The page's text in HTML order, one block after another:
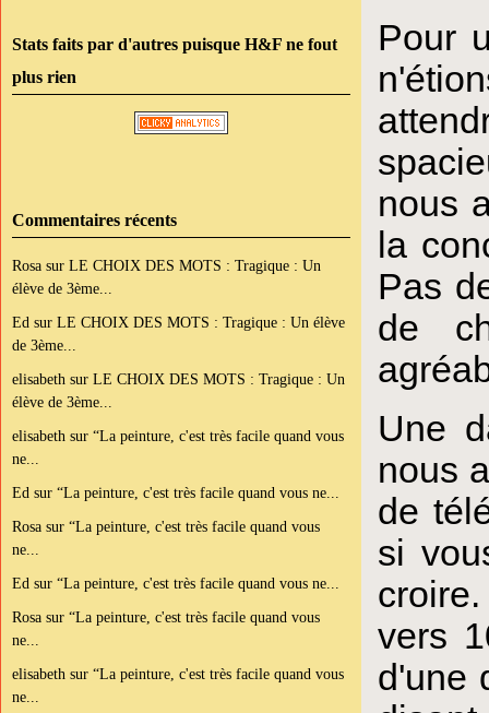
Stats faits par d'autres puisque H&F ne fout
plus rien
Commentaires récents
Rosa sur LE CHOIX DES MOTS : Tragique : Un
élève de 3ème...
Ed sur LE CHOIX DES MOTS : Tragique : Un élève
de 3ème...
elisabeth sur LE CHOIX DES MOTS : Tragique : Un
élève de 3ème...
elisabeth sur “La peinture, c'est très facile quand vous
ne...
Ed sur “La peinture, c'est très facile quand vous ne...
Rosa sur “La peinture, c'est très facile quand vous
ne...
Ed sur “La peinture, c'est très facile quand vous ne...
Rosa sur “La peinture, c'est très facile quand vous
ne...
elisabeth sur “La peinture, c'est très facile quand vous
ne...
Pour
nous
la
Pas
de
Une
nous
de
si
vers
d'une